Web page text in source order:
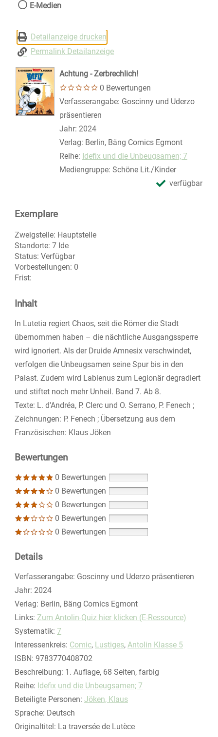
E-Medien
Detailanzeige drucken
Permalink Detailanzeige
Achtung - Zerbrechlich!
0 Bewertungen
Suche nach diesem Verfasser
Verfasserangabe: Goscinny und Uderzo
präsentieren
Jahr: 2024
Verlag: Berlin, Bäng Comics Egmont
Reihe: Idefix und die Unbeugsamen; 7
Mediengruppe: Schöne Lit./Kinder
verfügbar
Exemplare
Zweigstelle: Hauptstelle
Standorte: 7 Ide
Status: Verfügbar
Vorbestellungen: 0
Frist:
Inhalt
In Lutetia regiert Chaos, seit die Römer die Stadt
übernommen haben – die nächtliche Ausgangssperre
wird ignoriert. Als der Druide Amnesix verschwindet,
verfolgen die Unbeugsamen seine Spur bis in den
Palast. Zudem wird Labienus zum Legionär degradiert
und stiftet noch mehr Unheil. Band 7. Ab 8.
Texte: L. d'Andréa, P. Clerc und O. Serrano, P. Fenech ;
Zeichnungen: P. Fenech ; Übersetzung aus dem
Französischen: Klaus Jöken
Bewertungen
0 Bewertungen
0 Bewertungen
0 Bewertungen
0 Bewertungen
0 Bewertungen
Details
Suche nach diesem Verfasser
Verfasserangabe: Goscinny und Uderzo präsentieren
Jahr: 2024
Verlag: Berlin, Bäng Comics Egmont
opens in new tab
Links: Diesen Link in neuem Tab öffnen
Zum Antolin-Quiz hier klicken (E-Ressource)
Systematik: Suche nach dieser Systematik
7
Interessenkreis: Suche nach diesem Interessenskreis
Comic, Lustiges, Antolin Klasse 5
ISBN: 9783770408702
Beschreibung: 1. Auflage, 68 Seiten, farbig
Reihe: Idefix und die Unbeugsamen; 7
Beteiligte Personen: Suche nach dieser Beteiligten Person
Jöken, Klaus
Sprache: Deutsch
Originaltitel: La traversée de Lutèce